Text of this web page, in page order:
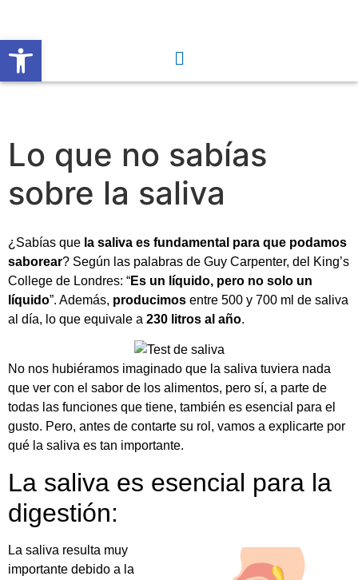
Abrir barra de herramientas
Lo que no sabías
sobre la saliva
¿Sabías que la saliva es fundamental para que podamos
saborear? Según las palabras de Guy Carpenter, del King’s
College de Londres: “Es un líquido, pero no solo un
líquido”. Además, producimos entre 500 y 700 ml de saliva
al día, lo que equivale a 230 litros al año.
No nos hubiéramos imaginado que la saliva tuviera nada
que ver con el sabor de los alimentos, pero sí, a parte de
todas las funciones que tiene, también es esencial para el
gusto. Pero, antes de contarte su rol, vamos a explicarte por
qué la saliva es tan importante.
La saliva es esencial para la
digestión:
La saliva resulta muy
importante debido a la